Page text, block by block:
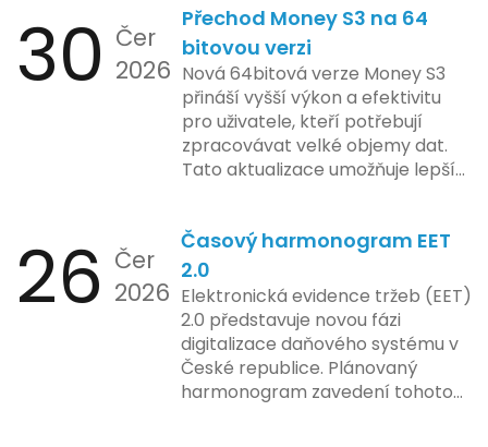
bezpečnost a ochranu spotřebitelů,
regulační orgány různých zemí jsou
na pozoru a sledují vývoj celého
případu velmi bedlivě. Vedení
společnosti zatím neposkytlo
podrobnější informace o
konkrétních záměrech či časové
ose zavedení této technologie.
kontrolovaném prostředí. Uživatelé
mají možnost předem se seznámit s
aktualizacemi, a tím lépe připravit
své systémy na oficiální zavedení
nového systému.
30 Čer
2026
Přechod Money S3 na 64
bitovou verzi
Nová 64bitová verze Money S3
přináší vyšší výkon a efektivitu
pro uživatele, kteří potřebují
zpracovávat velké objemy dat.
Tato aktualizace umožňuje lepší
podniky s náročnými účetními
procesy.
26 Čer
2026
Časový harmonogram EET
2.0
Elektronická evidence tržeb (EET)
2.0 představuje novou fázi
digitalizace daňového systému v
České republice. Plánovaný
harmonogram zavedení tohoto